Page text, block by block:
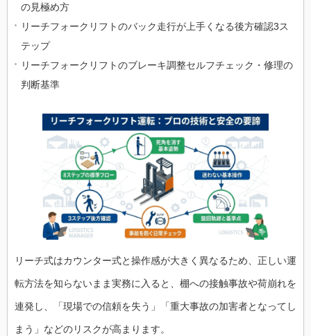
の見極め方
リーチフォークリフトのバック走行が上手くなる後方確認3ス
テップ
リーチフォークリフトのブレーキ調整セルフチェック・修理の
判断基準
リーチ式はカウンター式と操作感が大きく異なるため、正しい運
転方法を知らないまま実務に入ると、棚への接触事故や荷崩れを
連発し、「現場での信頼を失う」「重大事故の加害者となってし
まう」などのリスクが高まります。